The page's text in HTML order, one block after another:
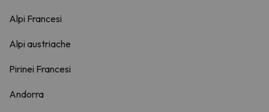
Alpi Francesi
Alpi austriache
Pirinei Francesi
Andorra